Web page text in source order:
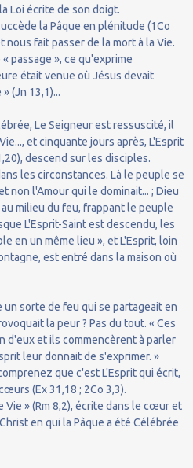
Loi écrite de son doigt.
la Pâque en plénitude (1Co
nous fait passer de la mort à la Vie.
passage », ce qu'exprime
était venue où Jésus devait
(Jn 13,1)...
Le Seigneur est ressuscité, il
et cinquante jours après, L'Esprit
descend sur les disciples.
les circonstances. Là le peuple se
non l'Amour qui le dominait... ; Dieu
milieu du feu, frappant le peuple
L'Esprit-Saint est descendu, les
en un même lieu », et L'Esprit, loin
est entré dans la maison où
un sorte de feu qui se partageait en
la peur ? Pas du tout. « Ces
d'eux et ils commencèrent à parler
leur donnait de s'exprimer. »
que c'est L'Esprit qui écrit,
(Ex 31,18 ; 2Co 3,3).
Vie » (Rm 8,2), écrite dans le cœur et
en qui la Pâque a été Célébrée